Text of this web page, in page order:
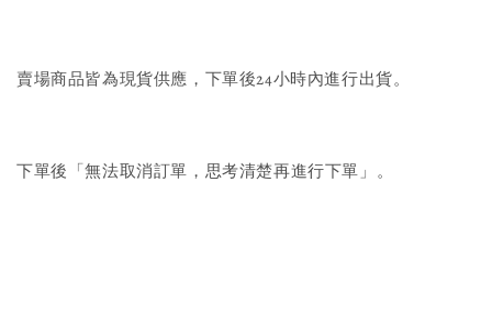
賣場商品皆為現貨供應，下單後24小時內進行出貨。
下單後「無法取消訂單，思考清楚再進行下單」。